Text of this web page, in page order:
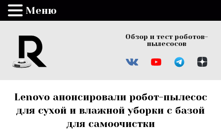
Обзор и тест роботов-
пылесосов
Lenovo анонсировали робот-пылесос
для сухой и влажной уборки с базой
для самоочистки
Меню